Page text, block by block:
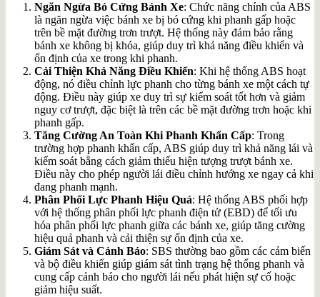
Ngăn Ngừa Bó Cứng Bánh Xe: Chức năng chính của ABS
là ngăn ngừa việc bánh xe bị bó cứng khi phanh gấp hoặc
trên bề mặt đường trơn trượt. Hệ thống này đảm bảo rằng
bánh xe không bị khóa, giúp duy trì khả năng điều khiển và
ổn định của xe trong khi phanh.
Cải Thiện Khả Năng Điều Khiển: Khi hệ thống ABS hoạt
động, nó điều chỉnh lực phanh cho từng bánh xe một cách tự
động. Điều này giúp xe duy trì sự kiểm soát tốt hơn và giảm
nguy cơ trượt, đặc biệt là trên các bề mặt đường trơn hoặc khi
phanh gấp.
Tăng Cường An Toàn Khi Phanh Khẩn Cấp: Trong
trường hợp phanh khẩn cấp, ABS giúp duy trì khả năng lái và
kiểm soát bằng cách giảm thiểu hiện tượng trượt bánh xe.
Điều này cho phép người lái điều chỉnh hướng xe ngay cả khi
đang phanh mạnh.
Phân Phối Lực Phanh Hiệu Quả: Hệ thống ABS phối hợp
với hệ thống phân phối lực phanh điện tử (EBD) để tối ưu
hóa phân phối lực phanh giữa các bánh xe, giúp tăng cường
hiệu quả phanh và cải thiện sự ổn định của xe.
Giám Sát và Cảnh Báo: SBS thường bao gồm các cảm biến
và bộ điều khiển giúp giám sát tình trạng hệ thống phanh và
cung cấp cảnh báo cho người lái nếu phát hiện sự cố hoặc
giảm hiệu suất.